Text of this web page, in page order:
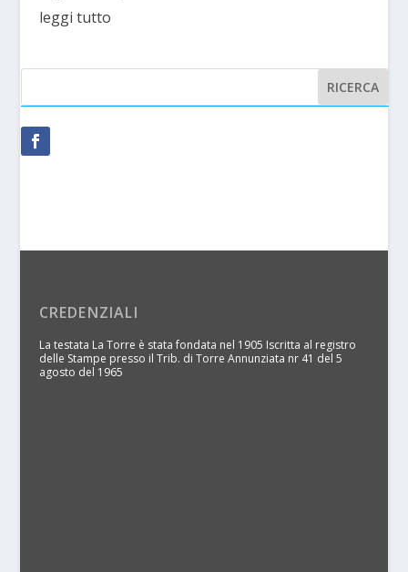
leggi tutto
CREDENZIALI
La testata La Torre è stata fondata nel 1905 Iscritta al registro
delle Stampe presso il Trib. di Torre Annunziata nr 41 del 5
agosto del 1965